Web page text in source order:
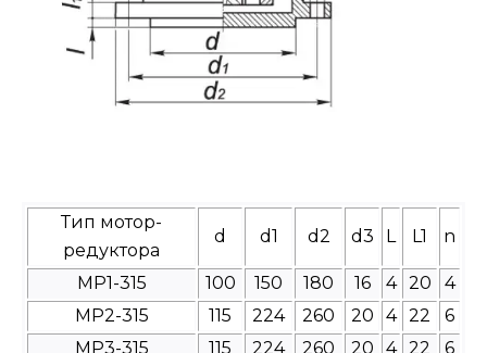
Тип мотор-
редуктора
d d1 d2 d3 L L1 n
МР1-315 100 150 180 16 4 20
4
МР2-315
115 224 260 20 4 22
6
МР3-315
115 224 260 20 4 22
6